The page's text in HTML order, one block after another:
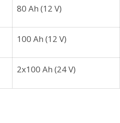
80 Ah (12 V)
100 Ah (12 V)
2x100 Ah (24 V)